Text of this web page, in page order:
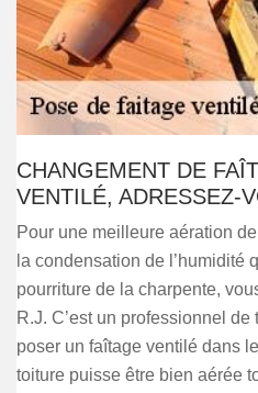
CHANGEMENT DE
VENTILÉ, ADRESSEZ-
Pour une meilleure aération
la condensation de l’humidité
pourriture de la charpente,
R.J. C’est un professionnel
poser un faîtage ventilé dans
toiture puisse être bien aérée